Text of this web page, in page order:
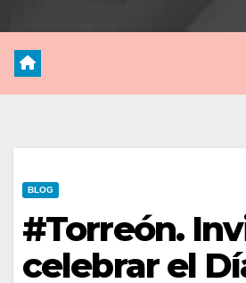
BLOG
#Torreón.
celebrar el